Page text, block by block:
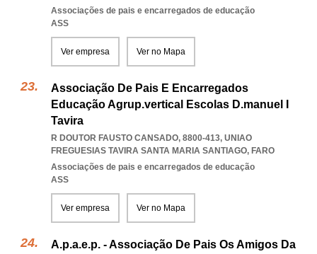
Associações de pais e encarregados de educação
ASS
Ver empresa Ver no Mapa
Associação De Pais E Encarregados
Educação Agrup.vertical Escolas D.manuel I
Tavira
R DOUTOR FAUSTO CANSADO, 8800-413, UNIAO
FREGUESIAS TAVIRA SANTA MARIA SANTIAGO, FARO
Associações de pais e encarregados de educação
ASS
Ver empresa Ver no Mapa
A.p.a.e.p. - Associação De Pais Os Amigos Da